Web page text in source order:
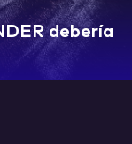
debería